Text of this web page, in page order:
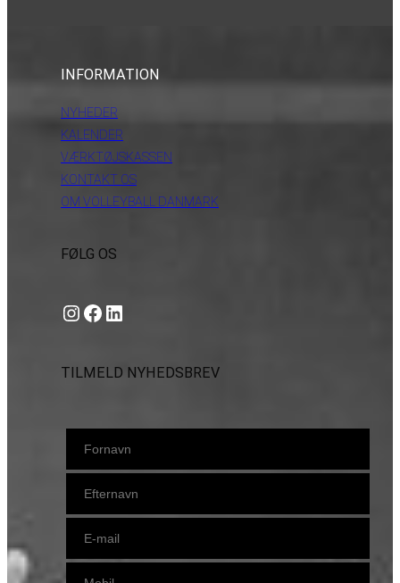
INFORMATION
NYHEDER
KALENDER
VÆRKTØJSKASSEN
KONTAKT OS
OM VOLLEYBALL DANMARK
FØLG OS
Instagram https://www.facebook.com/danishbeachvolleytour LinkedIn
TILMELD NYHEDSBREV